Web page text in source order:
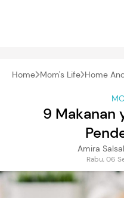
Home Mom's Life Home
9 Makanan
Amira
Rabu, 06